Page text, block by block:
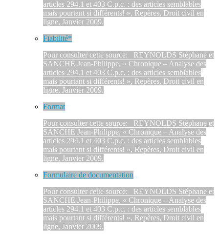
articles 294.1 et 403 C.p.c. : des articles semblables
mais pourtant si différents! », Repères, Droit civil en
ligne, Janvier 2009.
Fiabilité*
Pour consulter cette source: REYNOLDS Stéphane et
SANCHE Jean-Philippe, « Chronique – Analyse des
articles 294.1 et 403 C.p.c. : des articles semblables
mais pourtant si différents! », Repères, Droit civil en
ligne, Janvier 2009.
Format
Pour consulter cette source: REYNOLDS Stéphane et
SANCHE Jean-Philippe, « Chronique – Analyse des
articles 294.1 et 403 C.p.c. : des articles semblables
mais pourtant si différents! », Repères, Droit civil en
ligne, Janvier 2009.
Formulaire de documentation
Pour consulter cette source: REYNOLDS Stéphane et
SANCHE Jean-Philippe, « Chronique – Analyse des
articles 294.1 et 403 C.p.c. : des articles semblables
mais pourtant si différents! », Repères, Droit civil en
ligne, Janvier 2009.